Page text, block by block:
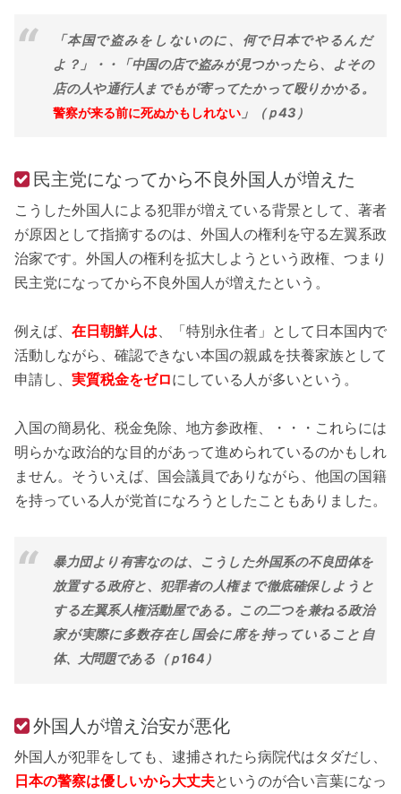
「本国で盗みをしないのに、何で日本でやるんだ
よ？」・・「中国の店で盗みが見つかったら、よその
店の人や通行人までもが寄ってたかって殴りかかる。
警察が来る前に死ぬかもしれない 」（ｐ43）
民主党になってから不良外国人が増えた
こうした外国人による犯罪が増えている背景として、著者
が原因として指摘するのは、外国人の権利を守る左翼系政
治家です。外国人の権利を拡大しようという政権、つまり
民主党になってから不良外国人が増えたという。
例えば、 在日朝鮮人は 、「特別永住者」として日本国内で
活動しながら、確認できない本国の親戚を扶養家族として
申請し、 実質税金をゼロにしている人が多いという。
入国の簡易化、税金免除、地方参政権、・・・これらには
明らかな政治的な目的があって進められているのかもしれ
ません。そういえば、国会議員でありながら、他国の国籍
を持っている人が党首になろうとしたこともありました。
暴力団より有害なのは、こうした外国系の不良団体を
放置する政府と、犯罪者の人権まで徹底確保しようと
する左翼系人権活動屋である。この二つを兼ねる政治
家が実際に多数存在し国会に席を持っていること自
体、大問題である（ｐ164）
外国人が増え治安が悪化
外国人が犯罪をしても、逮捕されたら病院代はタダだし、
日本の警察は優しいから大丈夫というのが合い言葉になっ